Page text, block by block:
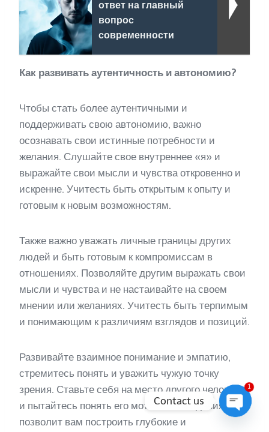
ответ на главный
вопрос
современности
Как развивать аутентичность и автономию?
Чтобы стать более аутентичными и
поддерживать свою автономию, важно
осознавать свои истинные потребности и
желания. Слушайте свое внутреннее «я» и
выражайте свои мысли и чувства откровенно и
искренне. Учитесть быть открытым к опыту и
готовым к новым возможностям.
Также важно уважать личные границы других
людей и быть готовым к компромиссам в
отношениях. Позволяйте другим выражать свои
мысли и чувства и не настаивайте на своем
мнении или желаниях. Учитесть быть терпимым
и понимающим к различиям взглядов и позиций.
Развивайте взаимное понимание и эмпатию,
стремитесь понять и уважить чужую точку
зрения. Ставьте себя на место другого человека
и пытайтесь понять его мотивы и ожидания. Это
позволит вам построить глубокие и
Contact us
1